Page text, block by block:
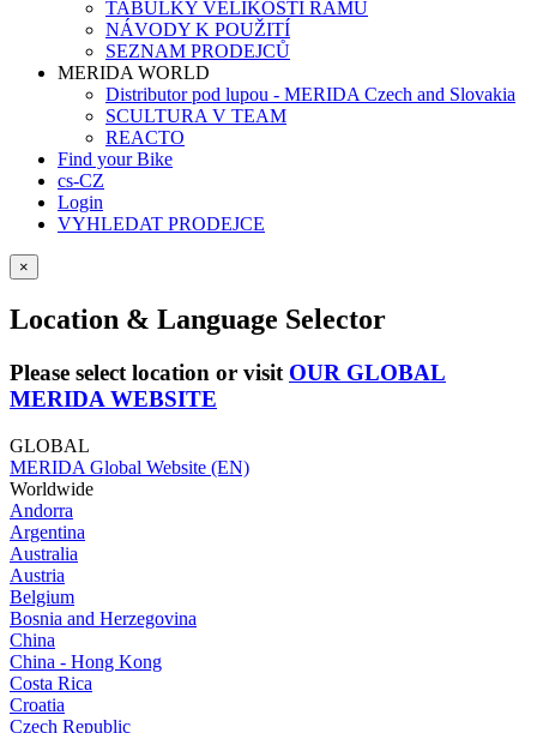
TABULKY VELIKOSTÍ RÁMŮ
NÁVODY K POUŽITÍ
SEZNAM PRODEJCŮ
MERIDA WORLD
Distributor pod lupou - MERIDA Czech and Slovakia
SCULTURA V TEAM
REACTO
Find your Bike
cs-CZ
Login
VYHLEDAT PRODEJCE
×
Location & Language Selector
Please select location or visit OUR GLOBAL
MERIDA WEBSITE
GLOBAL
MERIDA Global Website (EN)
Worldwide
Andorra
Argentina
Australia
Austria
Belgium
Bosnia and Herzegovina
China
China - Hong Kong
Costa Rica
Croatia
Czech Republic